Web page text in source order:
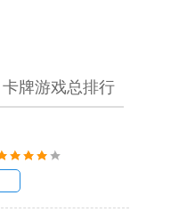
卡牌游戏总排行